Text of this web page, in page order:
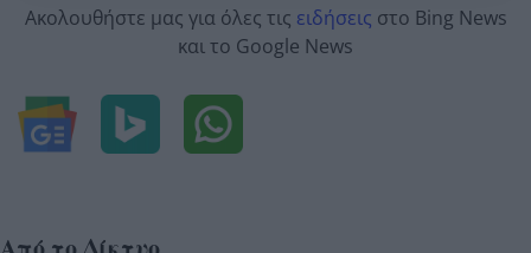
Ακολουθήστε μας για όλες τις ειδήσεις στο Bing News
και το Google News